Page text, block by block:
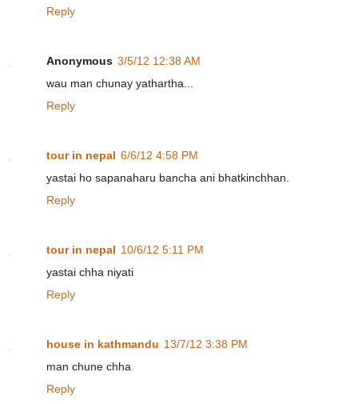
Reply
Anonymous 3/5/12 12:38 AM
wau man chunay yathartha...
Reply
tour in nepal 6/6/12 4:58 PM
yastai ho sapanaharu bancha ani bhatkinchhan.
Reply
tour in nepal 10/6/12 5:11 PM
yastai chha niyati
Reply
house in kathmandu 13/7/12 3:38 PM
man chune chha
Reply